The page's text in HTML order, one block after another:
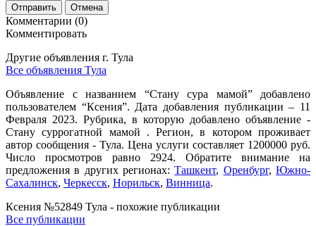
Отправить Отмена
Комментарии (0)
Комментировать
Другие объявления г. Тула
Все объявления Тула
Объявление с названием “Стану сура мамой” добавлено
пользователем “Ксения”. Дата добавления публикации – 11
Февраля 2023. Рубрика, в которую добавлено объявление -
Cтану суррогатной мамой . Регион, в котором проживает
автор сообщения - Тула. Цена услуги составляет 1200000 руб.
Число просмотров равно 2924. Обратите внимание на
предложения в других регионах:Ташкент, Оренбург,Южно-
Сахалинск, Черкесск, Норильск, Винница.
Ксения №52849 Тула - похожие публикации
Все публикации